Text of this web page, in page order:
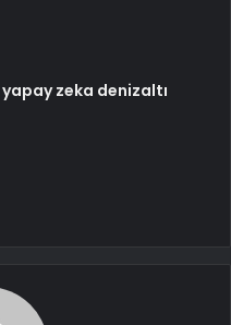
zeka denizaltı